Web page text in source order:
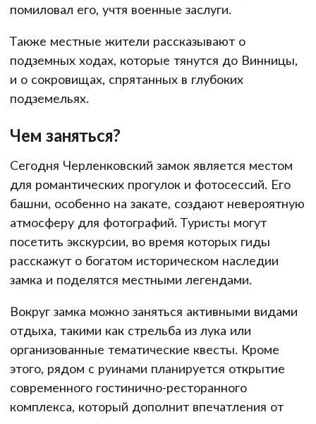
помиловал его, учтя военные заслуги.
Также местные жители рассказывают о
подземных ходах, которые тянутся до Винницы,
и о сокровищах, спрятанных в глубоких
подземельях.
Чем заняться?
Сегодня Черленковский замок является местом
для романтических прогулок и фотосессий. Его
башни, особенно на закате, создают невероятную
атмосферу для фотографий. Туристы могут
посетить экскурсии, во время которых гиды
расскажут о богатом историческом наследии
замка и поделятся местными легендами.
Вокруг замка можно заняться активными видами
отдыха, такими как стрельба из лука или
организованные тематические квесты. Кроме
этого, рядом с руинами планируется открытие
современного гостинично-ресторанного
комплекса, который дополнит впечатления от